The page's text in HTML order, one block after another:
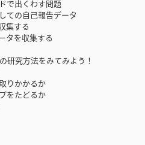
で出くわす問題
の自己報告データ
集する
を収集する
究方法をみてみよう！
りかかるか
をたどるか